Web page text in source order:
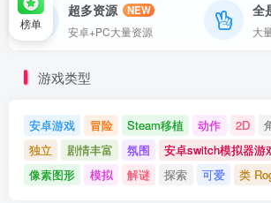
超多资源
NEW
安卓+PC大量资源
全
大
游戏类型
安卓游戏 冒险 Steam移植 动作 2D
独立
剧情丰富 氛围 安卓switch模拟器游
像素图形
模拟 解谜 探索 可爱 类
榜单